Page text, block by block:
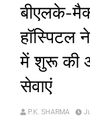
बीएलके-
हॉस्पिटल
में शुरू की
सेवाएं
P.K. SHARMA